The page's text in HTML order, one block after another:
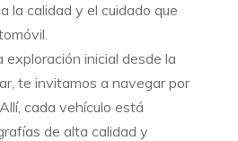
la calidad y el cuidado que
exploración inicial desde la
te invitamos a navegar por
cada vehículo está
de alta calidad y